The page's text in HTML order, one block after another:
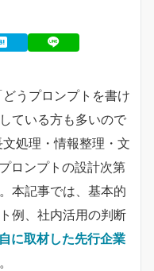
うプロンプトを書け
ている方も多いので
処理・情報整理・文
ロンプトの設計次第
本記事では、基本的
例、社内活用の判断
に取材した先行企業